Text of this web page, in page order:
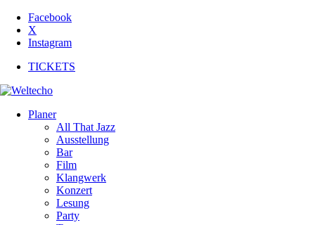
Facebook
X
Instagram
TICKETS
Planer
All That Jazz
Ausstellung
Bar
Film
Klangwerk
Konzert
Lesung
Party